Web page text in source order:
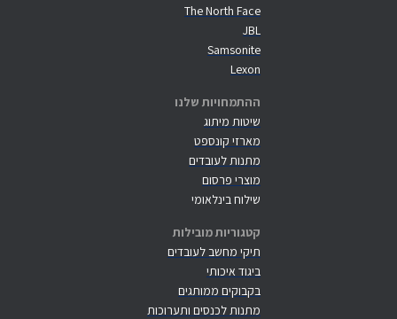
The North Face
JBL
Samsonite
Lexon
ההתמחויות שלנו
שיטות מיתוג
מארזי קונספט
מתנות לעובדים
מוצרי פרסום
שילוח בינלאומי
קטגוריות מובילות
תיקי מחשב לעובדים
ביגוד איכותי
בקבוקים ממותגים
מתנות לכנסים ותערוכות